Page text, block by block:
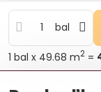
bal
1 bal x 49.68 m2 =